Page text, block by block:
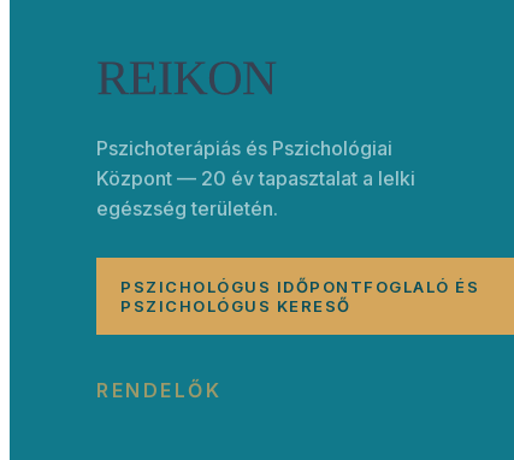
Pszichoterápiás és Pszichológiai
Központ — 20 év tapasztalat a lelki
egészség területén.
PSZICHOLÓGUS IDŐPONTFOGLALÓ ÉS
PSZICHOLÓGUS KERESŐ
RENDELŐK